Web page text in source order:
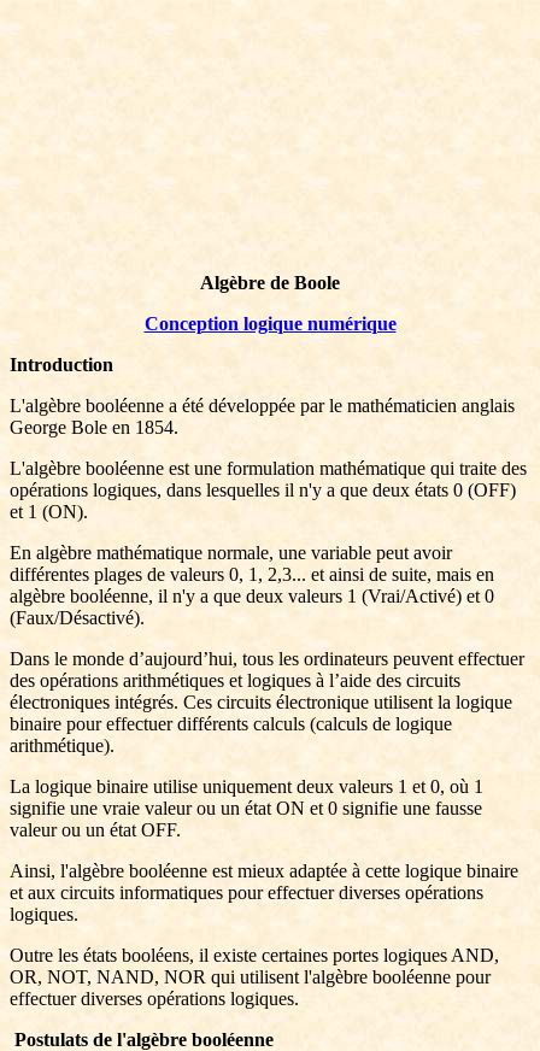
Algèbre de Boole
Conception logique numérique
Introduction
L'algèbre booléenne a été développée par le mathématicien anglais
George Bole en 1854.
L'algèbre booléenne est une formulation mathématique qui traite des
opérations logiques, dans lesquelles il n'y a que deux états 0 (OFF)
et 1 (ON).
En algèbre mathématique normale, une variable peut avoir
différentes plages de valeurs 0, 1, 2,3... et ainsi de suite, mais en
algèbre booléenne, il n'y a que deux valeurs 1 (Vrai/Activé) et 0
(Faux/Désactivé).
Dans le monde d’aujourd’hui, tous les ordinateurs peuvent effectuer
des opérations arithmétiques et logiques à l’aide des circuits
électroniques intégrés. Ces circuits électronique utilisent la logique
binaire pour effectuer différents calculs (calculs de logique
arithmétique).
La logique binaire utilise uniquement deux valeurs 1 et 0, où 1
signifie une vraie valeur ou un état ON et 0 signifie une fausse
valeur ou un état OFF.
Ainsi, l'algèbre booléenne est mieux adaptée à cette logique binaire
et aux circuits informatiques pour effectuer diverses opérations
logiques.
Outre les états booléens, il existe certaines portes logiques AND,
OR, NOT, NAND, NOR qui utilisent l'algèbre booléenne pour
effectuer diverses opérations logiques.
Postulats de l'algèbre booléenne